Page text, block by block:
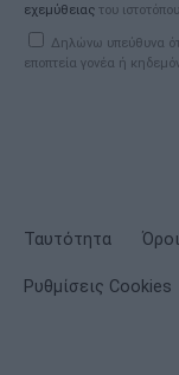
εχεμύθειας του
Δηλώνω υπεύθυνα
εποπτεία γονέα ή
Ταυτότητα
Ρυθμίσεις Cookies